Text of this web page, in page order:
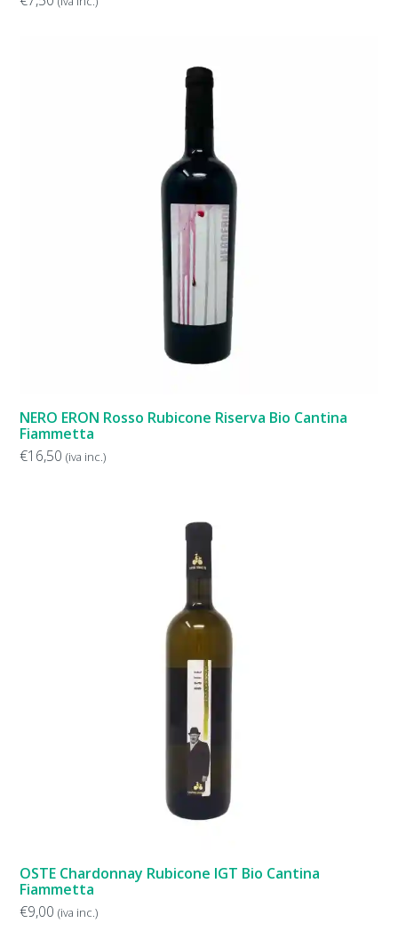
NERO ERON Rosso Rubicone Riserva Bio Cantina
Fiammetta
€16,50 (iva inc.)
OSTE Chardonnay Rubicone IGT Bio Cantina
Fiammetta
€9,00 (iva inc.)